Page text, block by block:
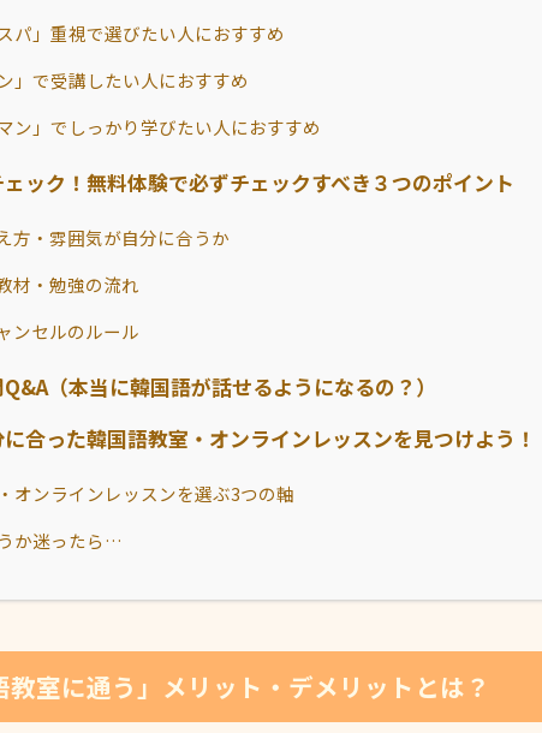
パ」重視で選びたい人におすすめ
」で受講したい人におすすめ
ン」でしっかり学びたい人におすすめ
ック！無料体験で必ずチェックすべき３つのポイント
方・雰囲気が自分に合うか
材・勉強の流れ
ンセルのルール
（本当に韓国語が話せるようになるの？）
合った韓国語教室・オンラインレッスンを見つけよう！
オンラインレッスンを選ぶ3つの軸
か迷ったら…
室に通う」メリット・デメリットとは？